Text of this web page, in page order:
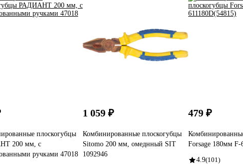
плоскогубцы
200 мм, с
ручками 47018
1 059 ₽
Комбинированные плоскогубцы
Sitomo 200 мм, омеднный SIT
1092946
479 ₽
Forsage 180мм F-
4.9(101)